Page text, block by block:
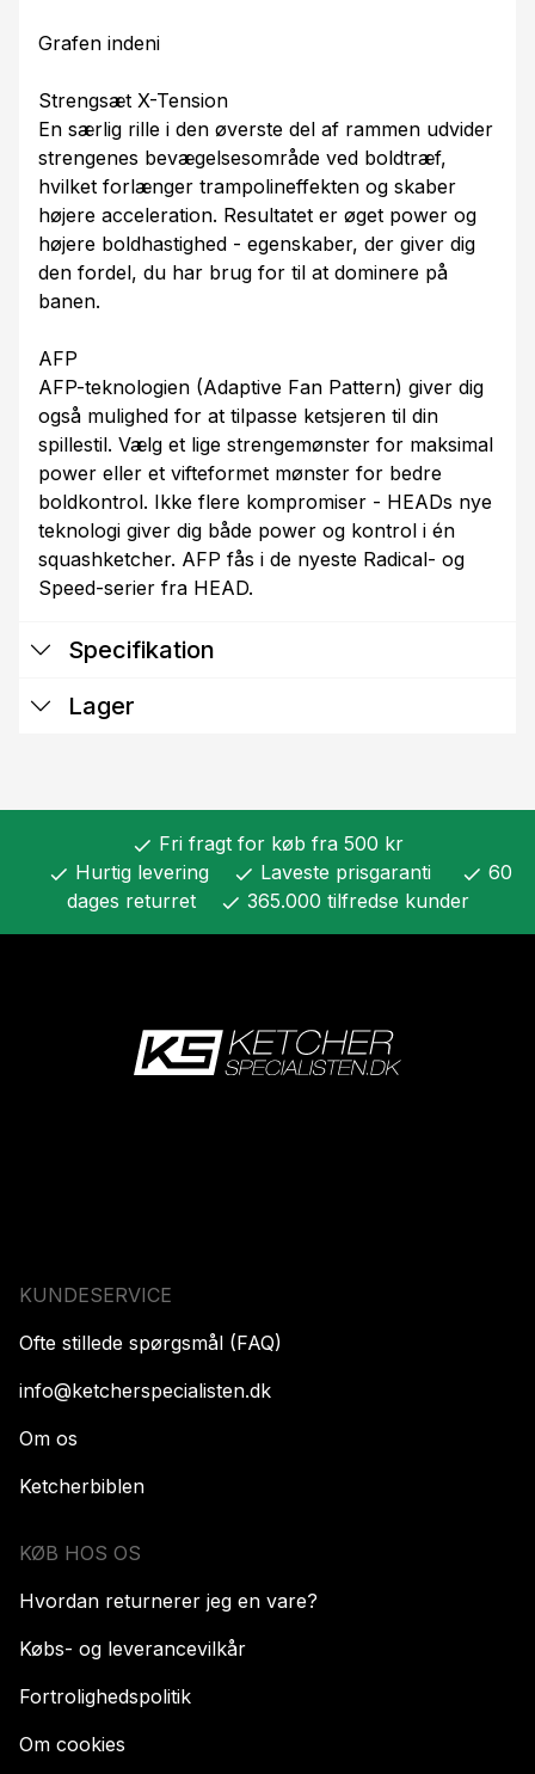
Grafen indeni
Strengsæt X-Tension
En særlig rille i den øverste del af rammen udvider
strengenes bevægelsesområde ved boldtræf,
hvilket forlænger trampolineffekten og skaber
højere acceleration. Resultatet er øget power og
højere boldhastighed - egenskaber, der giver dig
den fordel, du har brug for til at dominere på
banen.
AFP
AFP-teknologien (Adaptive Fan Pattern) giver dig
også mulighed for at tilpasse ketsjeren til din
spillestil. Vælg et lige strengemønster for maksimal
power eller et vifteformet mønster for bedre
boldkontrol. Ikke flere kompromiser - HEADs nye
teknologi giver dig både power og kontrol i én
squashketcher. AFP fås i de nyeste Radical- og
Speed-serier fra HEAD.
Specifikation
Lager
check Fri fragt for køb fra 500 kr
check Hurtig levering check Laveste prisgaranti check 60
dages returret
check 365.000 tilfredse kunder
KUNDESERVICE
Ofte stillede spørgsmål (FAQ)
info@ketcherspecialisten.dk
Om os
Ketcherbiblen
KØB HOS OS
Hvordan returnerer jeg en vare?
Købs- og leverancevilkår
Fortrolighedspolitik
Om cookies